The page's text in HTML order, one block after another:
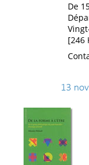
De
[246
13